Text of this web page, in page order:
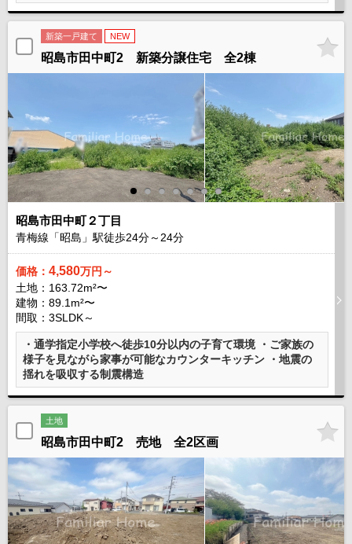
新築一戸建て NEW
昭島市田中町2 新築分譲住宅 全2棟
昭島市田中町２丁目
青梅線「昭島」駅徒歩24分～ 24分
価格： 4,580万円～
土地：163.72m²〜
建物：89.1m²〜
間取：3SLDK～
・通学指定小学校へ徒歩10分以内の子育て環境 ・ご家族の
様子を見ながら家事が可能なカウンターキッチン ・地震の
揺れを吸収する制震構造
土地
昭島市田中町2 売地 全2区画